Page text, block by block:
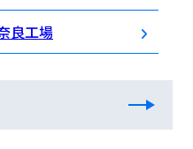
良工場